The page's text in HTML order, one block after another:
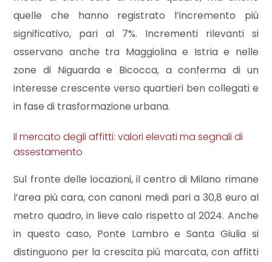
quelle che hanno registrato l’incremento più
significativo, pari al 7%. Incrementi rilevanti si
osservano anche tra Maggiolina e Istria e nelle
zone di Niguarda e Bicocca, a conferma di un
interesse crescente verso quartieri ben collegati e
in fase di trasformazione urbana.
Il mercato degli affitti: valori elevati ma segnali di
assestamento
Sul fronte delle locazioni, il centro di Milano rimane
l’area più cara, con canoni medi pari a 30,8 euro al
metro quadro, in lieve calo rispetto al 2024. Anche
in questo caso, Ponte Lambro e Santa Giulia si
distinguono per la crescita più marcata, con affitti
Locali
minimi
Qualsiasi
2
3